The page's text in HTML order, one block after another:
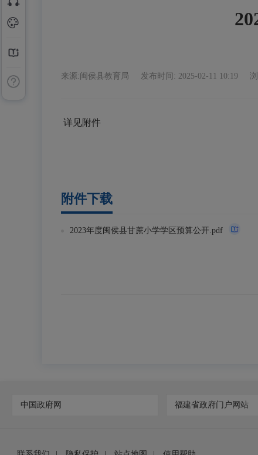
来源:闽侯县教育局 发布时间: 2025-02-11 10:19
详见附件
附件下载
2023年度闽侯县甘蔗小学学区预算公开.pdf
中国政府网 福建省政府门户网站